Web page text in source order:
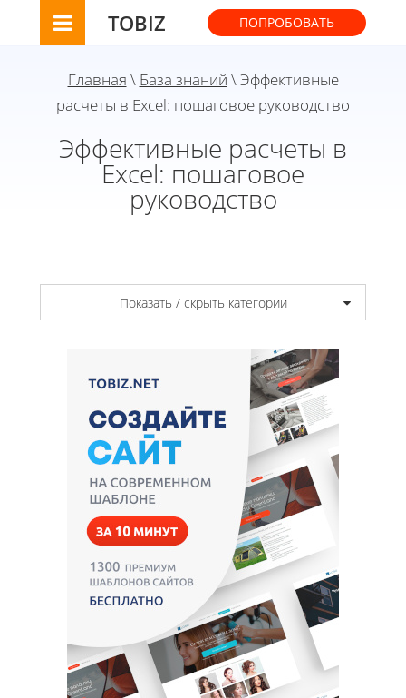
TOBIZ ПОПРОБОВАТЬ
Главная \ База знаний \ Эффективные
расчеты в Excel: пошаговое руководство
Эффективные расчеты в
Excel: пошаговое
руководство
Показать / скрыть категории